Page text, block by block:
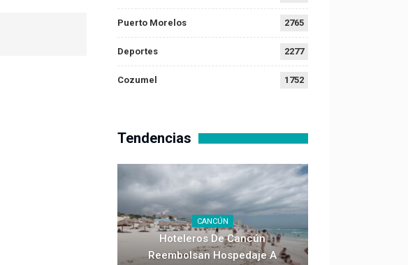
Puerto Morelos 2765
Deportes 2277
Cozumel 1752
Tendencias
CANCÚN
Hoteleros De Cancún
Reembolsan Hospedaje A